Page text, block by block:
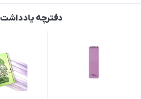
دفترچه یادداشت